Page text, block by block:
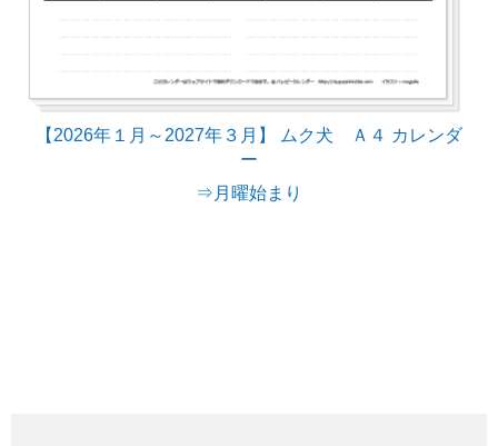
【2026年１月～2027年３月】 ムク犬 Ａ４ カレンダ
ー
⇒月曜始まり